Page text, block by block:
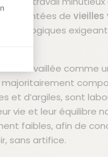
de confidentialité, en
plantées de vieilles
biologiques
est travaillée comme
majoritairement
et d’argiles, sont
vie et leur équilibre
faibles, afin de
sans artifice.